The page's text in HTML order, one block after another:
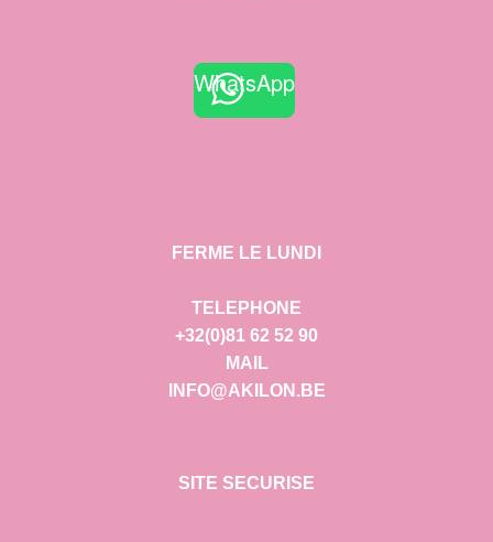
WhatsApp
FERME LE LUNDI
TELEPHONE
+32(0)81 62 52 90
MAIL
INFO@AKILON.BE
SITE SECURISE